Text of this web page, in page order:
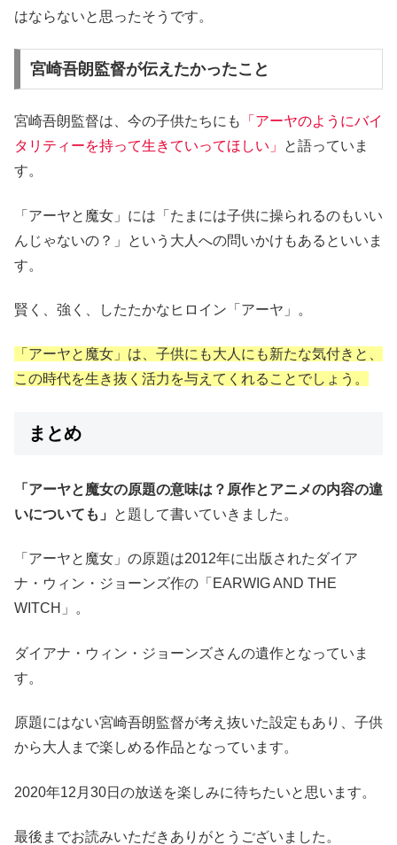
はならないと思ったそうです。
宮崎吾朗監督が伝えたかったこと
宮崎吾朗監督は、今の子供たちにも
「アーヤのようにバイ
タリティーを持って生きていってほしい」
と語っていま
す。
「アーヤと魔女」には「たまには子供に操られるのもいい
んじゃないの？」という大人への問いかけもあるといいま
す。
賢く、強く、したたかなヒロイン「アーヤ」。
「アーヤと魔女」は、子供にも大人にも新たな気付きと、
この時代を生き抜く活力を与えてくれることでしょう。
まとめ
「アーヤと魔女の原題の意味は？原作とアニメの内容の違
いについても」
と題して書いていきました。
「アーヤと魔女」の原題は2012年に出版されたダイア
ナ・ウィン・ジョーンズ作の「EARWIG AND THE
WITCH」。
ダイアナ・ウィン・ジョーンズさんの遺作となっていま
す。
原題にはない宮崎吾朗監督が考え抜いた設定もあり、子供
から大人まで楽しめる作品となっています。
2020年12月30日の放送を楽しみに待ちたいと思います。
最後までお読みいただきありがとうございました。